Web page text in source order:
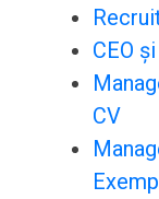
CEO
CV